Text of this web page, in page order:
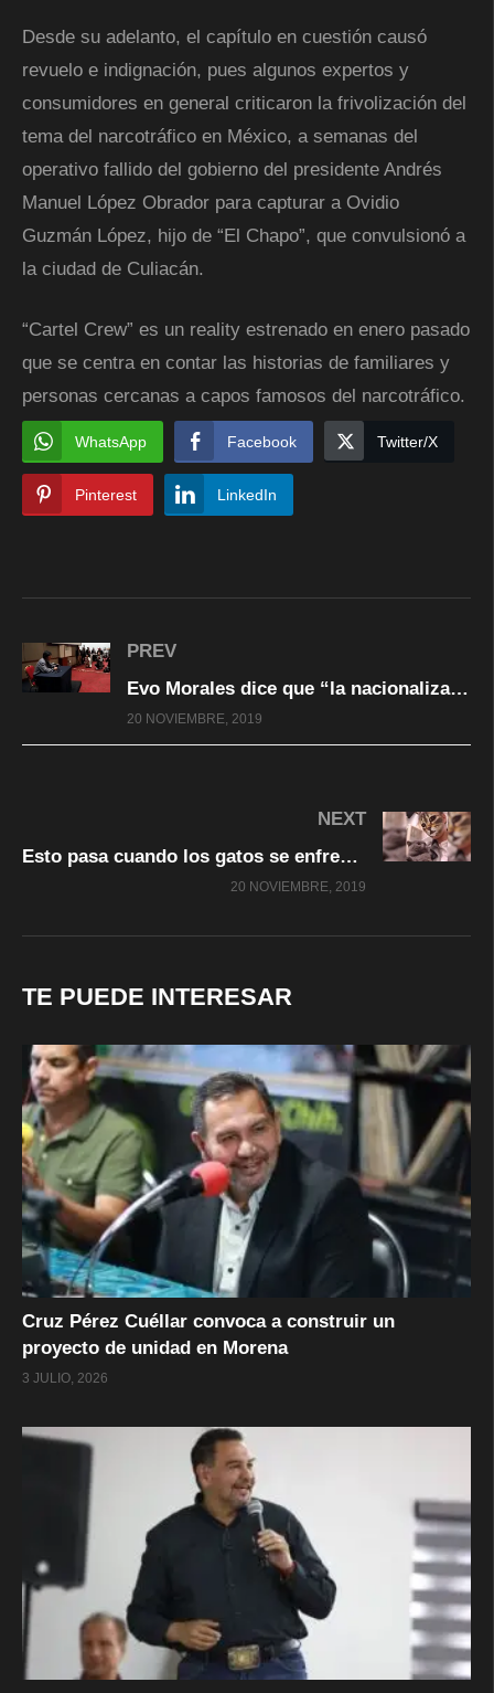
Desde su adelanto, el capítulo en cuestión causó
revuelo e indignación, pues algunos expertos y
consumidores en general criticaron la frivolización del
tema del narcotráfico en México, a semanas del
operativo fallido del gobierno del presidente Andrés
Manuel López Obrador para capturar a Ovidio
Guzmán López, hijo de “El Chapo”, que convulsionó a
la ciudad de Culiacán.
“Cartel Crew” es un reality estrenado en enero pasado
que se centra en contar las historias de familiares y
personas cercanas a capos famosos del narcotráfico.
WhatsApp Facebook Twitter/X
Pinterest LinkedIn
PREV
Evo Morales dice que “la nacionalización de recursos es el fondo del conflicto”, y afirma: “No aceptan que los indios gobiernen”
20 NOVIEMBRE, 2019
NEXT
Esto pasa cuando los gatos se enfrentan a “filtros” de gatos
20 NOVIEMBRE, 2019
TE PUEDE INTERESAR
Cruz Pérez Cuéllar convoca a construir un
proyecto de unidad en Morena
3 JULIO, 2026